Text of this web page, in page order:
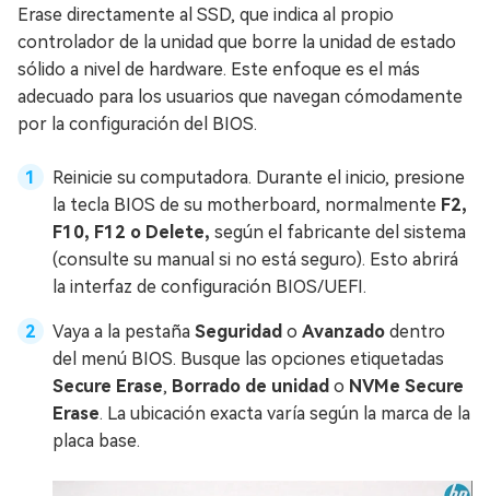
Erase directamente al SSD, que indica al propio
controlador de la unidad que borre la unidad de estado
sólido a nivel de hardware. Este enfoque es el más
adecuado para los usuarios que navegan cómodamente
por la configuración del BIOS.
Reinicie su computadora. Durante el inicio, presione
la tecla BIOS de su motherboard, normalmente F2,
F10, F12 o Delete, según el fabricante del sistema
(consulte su manual si no está seguro). Esto abrirá
la interfaz de configuración BIOS/UEFI.
Vaya a la pestaña Seguridad o Avanzado dentro
del menú BIOS. Busque las opciones etiquetadas
Secure Erase, Borrado de unidad o NVMe Secure
Erase. La ubicación exacta varía según la marca de la
placa base.